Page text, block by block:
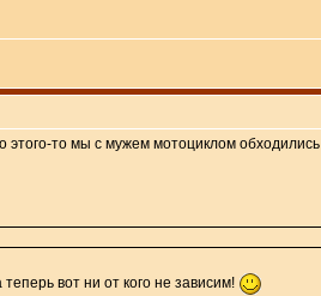
этого-то мы с мужем мотоциклом обходились
вот ни от кого не зависим!